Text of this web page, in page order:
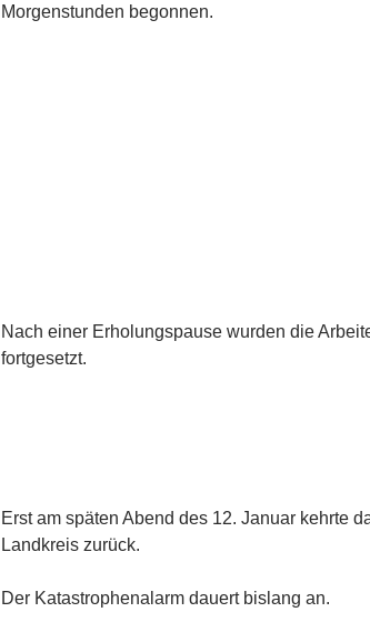
Morgenstunden begonnen.
Nach einer Erholungspause wurden die
fortgesetzt.
Erst am späten Abend des 12. Januar kehrte
Landkreis zurück.
Der Katastrophenalarm dauert bislang an.